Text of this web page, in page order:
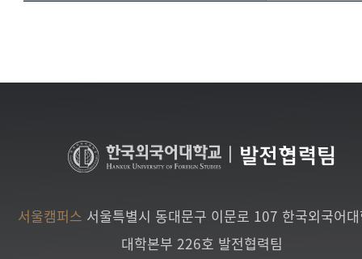
발전협력팀
서울캠퍼스 서울특별시 동대문구 이문로 107 한국외국어
대학본부 226호 발전협력팀